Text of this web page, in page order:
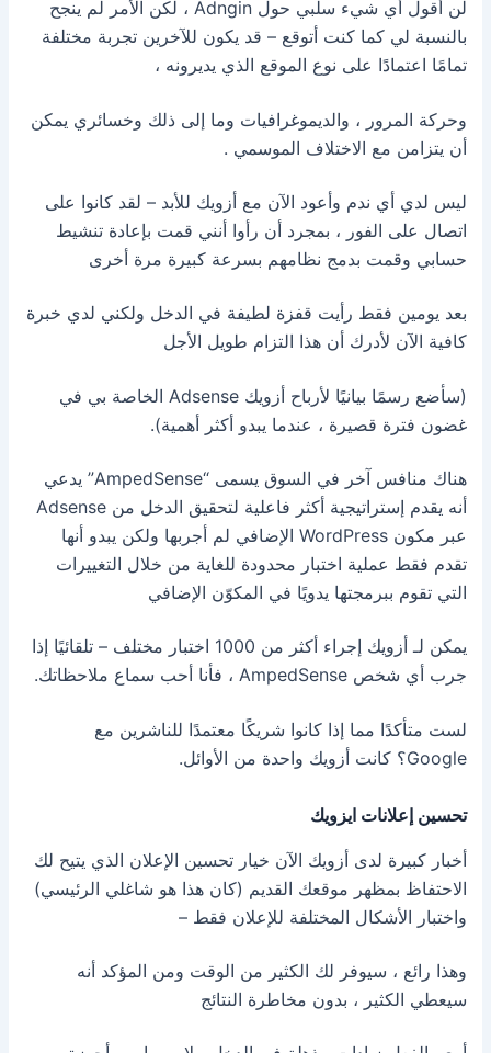
لن أقول أي شيء سلبي حول Adngin ، لكن الأمر لم ينجح
بالنسبة لي كما كنت أتوقع – قد يكون للآخرين تجربة مختلفة
تمامًا اعتمادًا على نوع الموقع الذي يديرونه ،
وحركة المرور ، والديموغرافيات وما إلى ذلك وخسائري يمكن
أن يتزامن مع الاختلاف الموسمي .
ليس لدي أي ندم وأعود الآن مع أزويك للأبد – لقد كانوا على
اتصال على الفور ، بمجرد أن رأوا أنني قمت بإعادة تنشيط
حسابي وقمت بدمج نظامهم بسرعة كبيرة مرة أخرى
بعد يومين فقط رأيت قفزة لطيفة في الدخل ولكني لدي خبرة
كافية الآن لأدرك أن هذا التزام طويل الأجل
(سأضع رسمًا بيانيًا لأرباح أزويك Adsense الخاصة بي في
غضون فترة قصيرة ، عندما يبدو أكثر أهمية).
هناك منافس آخر في السوق يسمى “AmpedSense” يدعي
أنه يقدم إستراتيجية أكثر فاعلية لتحقيق الدخل من Adsense
عبر مكون WordPress الإضافي
لم أجربها ولكن يبدو أنها
تقدم فقط عملية اختبار محدودة للغاية من خلال التغييرات
التي تقوم ببرمجتها يدويًا في المكوّن الإضافي
يمكن لـ أزويك إجراء أكثر من 1000 اختبار مختلف – تلقائيًا إذا
جرب أي شخص AmpedSense ، فأنا أحب سماع ملاحظاتك.
لست متأكدًا مما إذا كانوا شريكًا معتمدًا للناشرين مع
Google؟ كانت أزويك واحدة من الأوائل.
تحسين إعلانات ايزويك
أخبار كبيرة لدى أزويك الآن خيار تحسين الإعلان الذي يتيح لك
الاحتفاظ بمظهر موقعك القديم (كان هذا هو شاغلي الرئيسي)
واختبار الأشكال المختلفة للإعلان فقط –
وهذا رائع ، سيوفر لك الكثير من الوقت ومن المؤكد أنه
سيعطي الكثير ، بدون مخاطرة النتائج